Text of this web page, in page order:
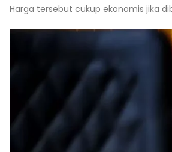
Harga tersebut cukup ekonomis jika